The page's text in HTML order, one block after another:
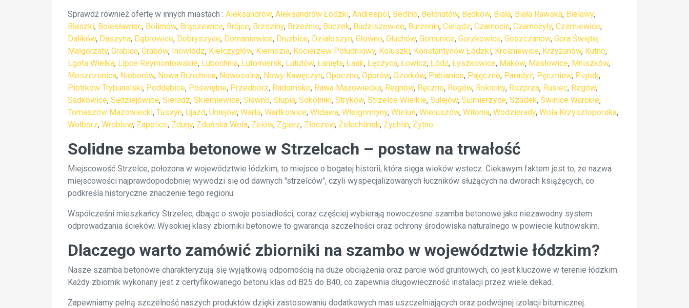
Sprawdź również ofertę w innych miastach : Aleksandrów, Aleksandrów Łódzki, Andrespol, Bedlno, Bełchatów, Będków, Biała, Biała Rawska, Bielawy,
Błaszki, Bolesławiec, Bolimów, Brąszewice, Brójce, Brzeziny, Brzeźnio, Buczek, Budziszewice, Burzenin, Cielądz, Czarnocin, Czarnożyły, Czerniewice,
Dalików, Daszyna, Dąbrowice, Dobryszyce, Domaniewice, Drużbice, Działoszyn, Głowno, Głuchów, Gomunice, Gorzkowice, Goszczanów, Góra Świętej
Małgorzaty, Grabica, Grabów, Inowłódz, Kiełczygłów, Kiernozia, Kocierzew Południowy, Koluszki, Konstantynów Łódzki, Krośniewice, Krzyżanów, Kutno,
Lgota Wielka, Lipce Reymontowskie, Lubochnia, Lutomiersk, Lututów, Łanięta, Łask, Łęczyca, Łowicz, Łódź, Łyszkowice, Maków, Masłowice, Mniszków,
Moszczenica, Nieborów, Nowa Brzeźnica, Nowosolna, Nowy Kawęczyn, Opoczno, Oporów, Ozorków, Pabianice, Pajęczno, Paradyż, Pęczniew, Piątek,
Piotrków Trybunalski, Poddębice, Poświętne, Przedbórz, Radomsko, Rawa Mazowiecka, Regnów, Ręczno, Rogów, Rokiciny, Rozprza, Rusiec, Rzgów,
Sadkowice, Sędziejowice, Sieradz, Skierniewice, Sławno, Słupia, Sokolniki, Stryków, Strzelce Wielkie, Sulejów, Sulmierzyce, Szadek, Świnice Warckie,
Tomaszów Mazowiecki, Tuszyn, Ujazd, Uniejów, Warta, Wartkowice, Widawa, Wielgomłyny, Wieluń, Wieruszów, Witonia, Wodzierady, Wola Krzysztoporska,
Wolbórz, Wróblew, Zapolice, Zduny, Zduńska Wola, Zelów, Zgierz, Złoczew, Żelechlinek, Żychlin, Żytno
Solidne szamba betonowe w Strzelcach – postaw na trwałość
Miejscowość Strzelce, położona w województwie łódzkim, to miejsce o bogatej historii, która sięga wieków wstecz. Ciekawym faktem jest to, że nazwa
miejscowości najprawdopodobniej wywodzi się od dawnych "strzelców", czyli wyspecjalizowanych łuczników służących na dworach książęcych, co
podkreśla historyczne znaczenie tego regionu.
Współcześni mieszkańcy Strzelec, dbając o swoje posiadłości, coraz częściej wybierają nowoczesne szamba betonowe jako niezawodny system
odprowadzania ścieków. Wysokiej klasy zbiorniki betonowe to gwarancja szczelności oraz ochrony środowiska naturalnego w powiecie kutnowskim.
Dlaczego warto zamówić zbiorniki na szambo w województwie łódzkim?
Nasze szamba betonowe charakteryzują się wyjątkową odpornością na duże obciążenia oraz parcie wód gruntowych, co jest kluczowe w terenie łódzkim.
Każdy zbiornik wykonany jest z certyfikowanego betonu klas od B25 do B40, co zapewnia długowieczność instalacji przez wiele dekad.
Zapewniamy pełną szczelność naszych produktów dzięki zastosowaniu dodatkowych mas uszczelniających oraz podwójnej izolacji bitumicznej.